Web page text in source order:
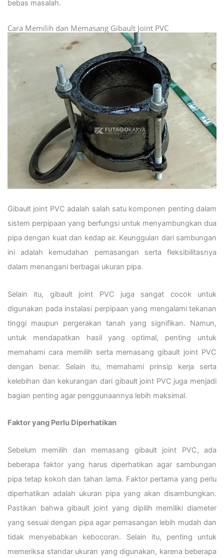
bebas masalah.
Cara Memilih dan Memasang Gibault Joint PVC
Gibault joint PVC adalah salah satu komponen penting dalam
sistem perpipaan yang berfungsi untuk menyambungkan dua
pipa dengan kuat dan kedap air. Keunggulan dari sambungan
ini adalah kemudahan pemasangan serta fleksibilitasnya
dalam menangani berbagai ukuran pipa.
Selain itu, gibault joint PVC juga sangat cocok untuk
digunakan pada instalasi perpipaan yang mengalami tekanan
tinggi maupun pergerakan tanah yang signifikan. Namun,
untuk mendapatkan hasil yang optimal, penting untuk
memahami cara memilih serta memasang gibault joint PVC
dengan benar. Selain itu, memahami prinsip kerja serta
kelebihan dan kekurangan dari gibault joint PVC juga menjadi
bagian penting agar penggunaannya lebih maksimal.
Faktor yang Perlu Diperhatikan
Sebelum memilih dan memasang gibault joint PVC, ada
beberapa faktor yang harus diperhatikan agar sambungan
pipa tetap kokoh dan tahan lama. Faktor pertama yang perlu
diperhatikan adalah ukuran pipa yang akan disambungkan.
Pastikan bahwa gibault joint yang dipilih memiliki diameter
yang sesuai dengan pipa agar pemasangan lebih mudah dan
tidak menyebabkan kebocoran. Selain itu, penting untuk
memeriksa standar ukuran yang digunakan, karena beberapa